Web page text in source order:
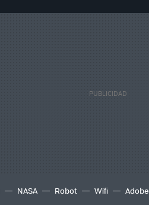
NASA Robot Wifi Adobe